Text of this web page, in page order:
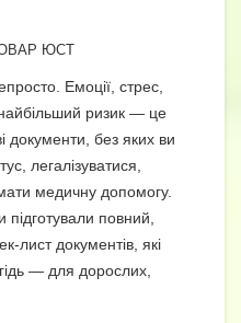
ЮСТ
Емоції, стрес,
ризик — це
документи, без яких ви
легалізуватися,
медичну допомогу.
повний,
лист документів, які
— для дорослих,